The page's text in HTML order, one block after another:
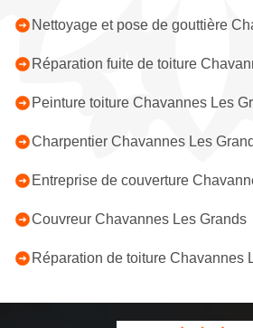
Nettoyage et pose de gouttière
Réparation fuite de toiture
Peinture toiture Chavannes Les
Charpentier Chavannes Les
Entreprise de couverture
Couvreur Chavannes Les Grands
Réparation de toiture Chavannes